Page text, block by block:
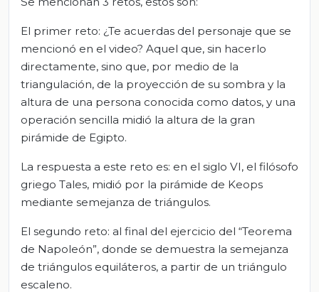
El primer reto: ¿Te acuerdas del personaje que se
mencionó en el video? Aquel que, sin hacerlo
directamente, sino que, por medio de la
triangulación, de la proyección de su sombra y la
altura de una persona conocida como datos, y una
operación sencilla midió la altura de la gran
pirámide de Egipto.
La respuesta a este reto es: en el siglo VI, el filósofo
griego Tales, midió por la pirámide de Keops
mediante semejanza de triángulos.
El segundo reto: al final del ejercicio del “Teorema
de Napoleón”, donde se demuestra la semejanza
de triángulos equiláteros, a partir de un triángulo
escaleno.